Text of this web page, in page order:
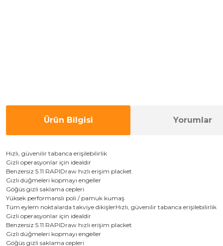
Ürün Bilgisi Yorumlar
Hızlı, güvenilir tabanca erişilebilirlik
Gizli operasyonlar için idealdir
Benzersiz 5.11 RAPIDraw hızlı erişim placket
Gizli düğmeleri kopmayı engeller
Göğüs gizli saklama cepleri
Yüksek performanslı poli / pamuk kumaş
Tüm eylem noktalarda takviye dikişlerHızlı, güvenilir tabanca erişilebilirlik
Gizli operasyonlar için idealdir
Benzersiz 5.11 RAPIDraw hızlı erişim placket
Gizli düğmeleri kopmayı engeller
Göğüs gizli saklama cepleri